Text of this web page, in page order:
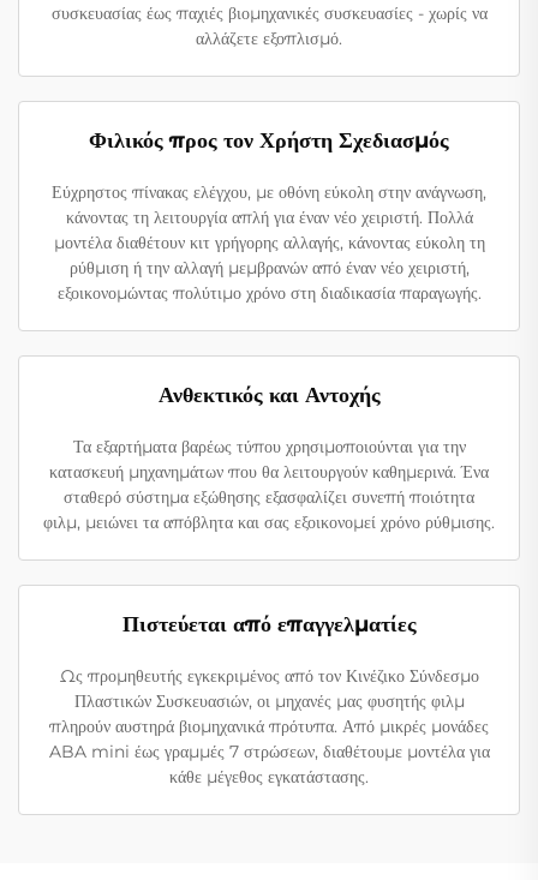
συσκευασίας έως παχιές βιομηχανικές συσκευασίες - χωρίς να
αλλάζετε εξοπλισμό.
Φιλικός προς τον Χρήστη Σχεδιασμός
Εύχρηστος πίνακας ελέγχου, με οθόνη εύκολη στην ανάγνωση,
κάνοντας τη λειτουργία απλή για έναν νέο χειριστή. Πολλά
μοντέλα διαθέτουν κιτ γρήγορης αλλαγής, κάνοντας εύκολη τη
ρύθμιση ή την αλλαγή μεμβρανών από έναν νέο χειριστή,
εξοικονομώντας πολύτιμο χρόνο στη διαδικασία παραγωγής.
Ανθεκτικός και Αντοχής
Τα εξαρτήματα βαρέως τύπου χρησιμοποιούνται για την
κατασκευή μηχανημάτων που θα λειτουργούν καθημερινά. Ένα
σταθερό σύστημα εξώθησης εξασφαλίζει συνεπή ποιότητα
φιλμ, μειώνει τα απόβλητα και σας εξοικονομεί χρόνο ρύθμισης.
Πιστεύεται από επαγγελματίες
Ως προμηθευτής εγκεκριμένος από τον Κινέζικο Σύνδεσμο
Πλαστικών Συσκευασιών, οι μηχανές μας φυσητής φιλμ
πληρούν αυστηρά βιομηχανικά πρότυπα. Από μικρές μονάδες
ABA mini έως γραμμές 7 στρώσεων, διαθέτουμε μοντέλα για
κάθε μέγεθος εγκατάστασης.